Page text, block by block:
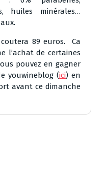
huiles minérales…
89 euros. Ca
l’achat de certaines
pouvez en gagner
youwineblog (ici) en
avant ce dimanche